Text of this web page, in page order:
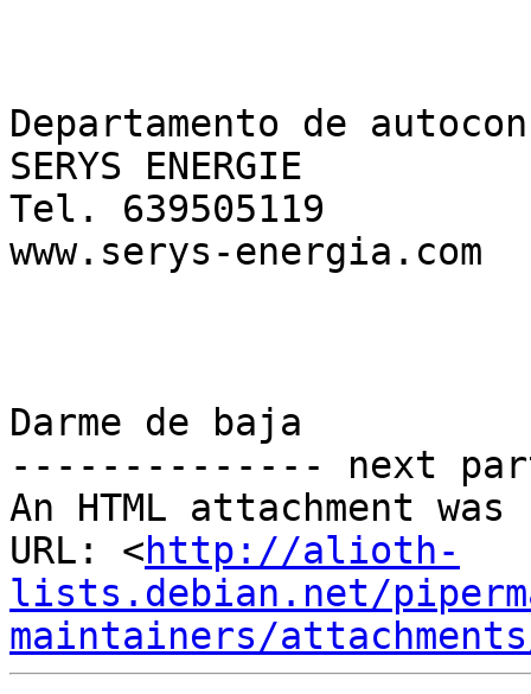
Departamento de
SERYS ENERGIE
Tel. 639505119
www.serys-energia.com
Darme de baja
-------------- next
An HTML attachment
URL: <http://alioth-
lists.debian.net/
maintainers/